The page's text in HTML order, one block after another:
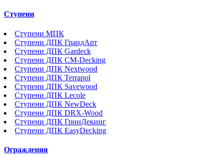
Ступени
Ступени МПК
Ступени ДПК ГрандАрт
Ступени ДПК Gardeck
Ступени ДПК CM-Decking
Ступени ДПК Nextwood
Ступени ДПК Terrapol
Ступени ДПК Savewood
Ступени ДПК Lecole
Ступени ДПК NewDeck
Ступени ДПК DRX-Wood
Ступени ДПК ГринДекинг
Ступени ДПК EasyDecking
Ограждения